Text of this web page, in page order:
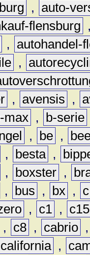
,
auto-
flensburg
,
autohandel-
,
, avensis ,
max , b-serie
, be ,
, besta ,
, boxster ,
, bus , bx ,
c
, c1 ,
c15
, c8 , cabrio
california ,